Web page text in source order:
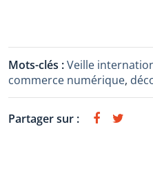
Mots-clés :Veille
commerce numérique,
Partager sur :